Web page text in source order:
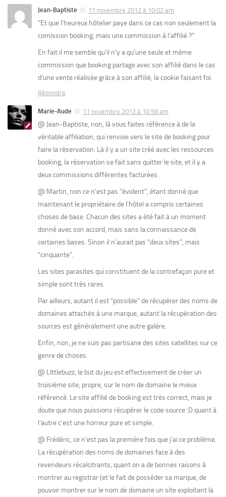
Jean-Baptiste 11 novembre 2012 à 10:02 am
“Et que l’heureux hôtelier paye dans ce cas non seulement la
comission booking, mais une commission à l’affilié ?”
En fait il me semble qu’il n’y a qu’une seule et même
commission que booking partage avec son affilié dans le cas
d’une vente réalisée grâce à son affilié, la cookie faisant foi.
Répondre
Marie-Aude 11 novembre 2012 à 10:59 am
@ Jean-Baptiste, non, là vous faites référence à de la
véritable affiliation, qui renvoie vers le site de booking pour
faire la réservation. Là il y a un site créé avec les ressources
booking, la réservation se fait sans quitter le site, et il y a
deux commissions différentes facturées.
@ Martin, non ce n’est pas “évident”, étant donné que
maintenant le propriétaire de l’hôtel a compris certaines
choses de base. Chacun des sites a été fait à un moment
donné avec son accord, mais sans la connaissance de
certaines bases. Sinon il n’aurait pas “deux sites”, mais
“cinquante”.
Les sites parasites qui constituent de la contrefaçon pure et
simple sont très rares.
Par ailleurs, autant il est “possible” de récupérer des noms de
domaines attachés à une marque, autant la récupération des
sources est généralement une autre galère.
Enfin, non, je ne suis pas partisane des sites satellites sur ce
genre de choses.
@ LIttlebuzz, le but du jeu est effectivement de créer un
troisième site, propre, sur le nom de domaine le mieux
référencé. Le site affilié de booking est très correct, mais je
doute que nous puissions récupérer le code source :D quant à
l’autre c’est une horreur pure et simple.
@ Frédéric, ce n’est pas la première fois que j’ai ce problème.
La récupération des noms de domaines face à des
revendeurs récalcitrants, quant on a de bonnes raisons à
montrer au registrar (et le fait de posséder sa marque, de
pouvoir montrer sur le nom de domaine un site exploitant la